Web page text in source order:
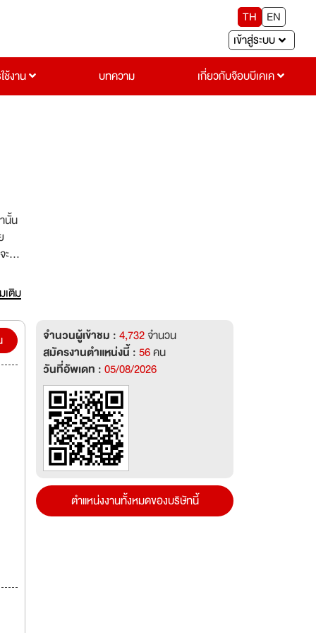
TH
EN
เข้าสู่ระบบ
ช้งาน บทความ เกี่ยวกับจ๊อบบีเคเค
นั้น
ะ
งที่
เติม
จำนวนผู้เข้าชม :4,732จำนวน
สมัครงานตำแหน่งนี้ :56คน
วันที่อัพเดท :05/08/2026
ตำแหน่งงานทั้งหมดของบริษัทนี้